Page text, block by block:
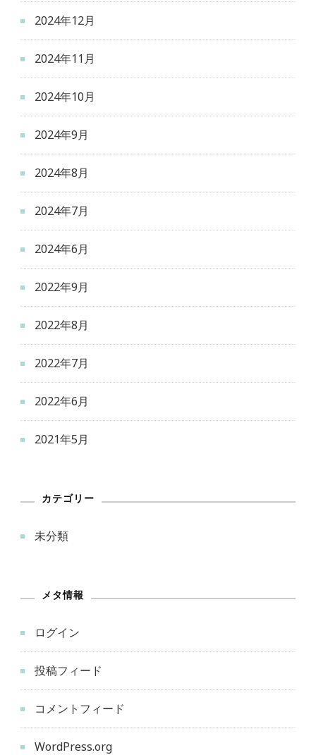
2024年12月
2024年11月
2024年10月
2024年9月
2024年8月
2024年7月
2024年6月
2022年9月
2022年8月
2022年7月
2022年6月
2021年5月
カテゴリー
未分類
メタ情報
ログイン
投稿フィード
コメントフィード
WordPress.org